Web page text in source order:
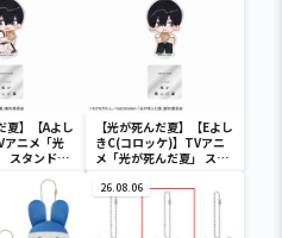
夏】【Aよし
アニメ「光
スタンド付
ェーン
【光が死んだ夏】【Eよし
きC(コロッケ)】TVアニ
メ「光が死んだ夏」 スタ
ーン（EX）
26.08.06